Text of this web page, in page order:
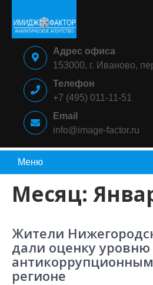
content
ИМИДЖ-
ФАКТОР
Аналитическое
агентство
Адрес офиса
153000, г. Иваново,
Телефон
+7 (495) 011-11-51
Email
info@image-factor.ru
Меню
Месяц:
Жители
дали оценку
регионе